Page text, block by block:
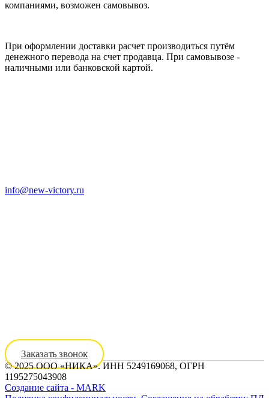
компаниями, возможен самовывоз.
При оформлении доставки расчет производиться путём
денежного перевода на счет продавца. При самовывозе -
наличными или банковской картой.
info@new-victory.ru
Заказать звонок
© 2025 ООО «НИКА». ИНН 5249169068, ОГРН
1195275043908
Создание сайта - MARK